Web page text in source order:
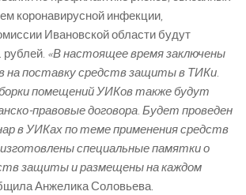
коронавирусной инфекции,
Ивановской области будут
«В настоящее время заключены
на поставку средств защиты в ТИКи.
помещений УИКов также будут
правовые договора. Будет проведен
в УИКах по теме применения средств
специальные памятки о
защиты и размещены на каждом
Анжелика Соловьева.